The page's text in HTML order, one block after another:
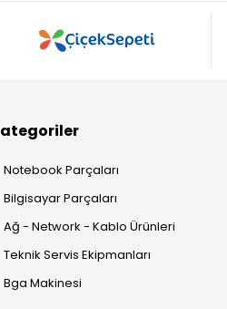
Notebook Parçaları
Bilgisayar Parçaları
Ağ - Network - Kablo Ürünleri
Teknik Servis Ekipmanları
Bga Makinesi